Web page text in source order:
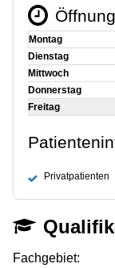
Montag
Dienstag
Mittwoch
Donnerstag
Freitag
Privatpatienten
Fachgebiet: